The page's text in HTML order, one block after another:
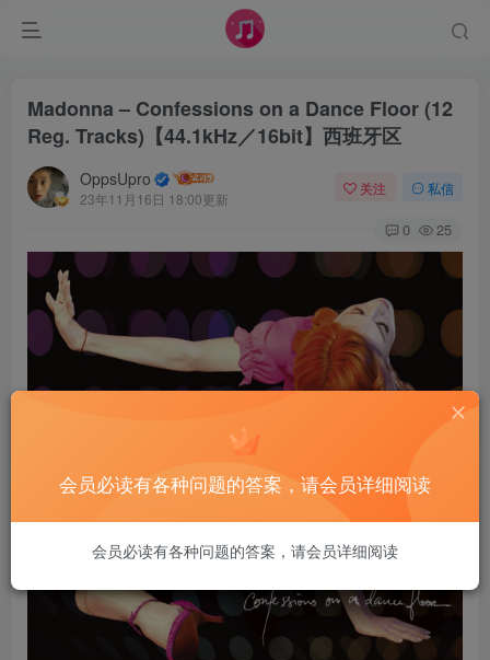
Madonna – Confessions on a Dance Floor (12
Reg. Tracks)【44.1kHz／16bit】西班牙区
OppsUpro
23年11月16日 18:00更新
关注 私信
0 25
会员必读有各种问题的答案，请会员详细阅读
会员必读有各种问题的答案，请会员详细阅读